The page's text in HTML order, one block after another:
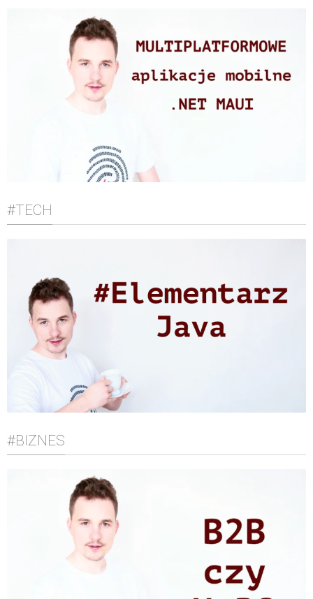
#TECH
#BIZNES